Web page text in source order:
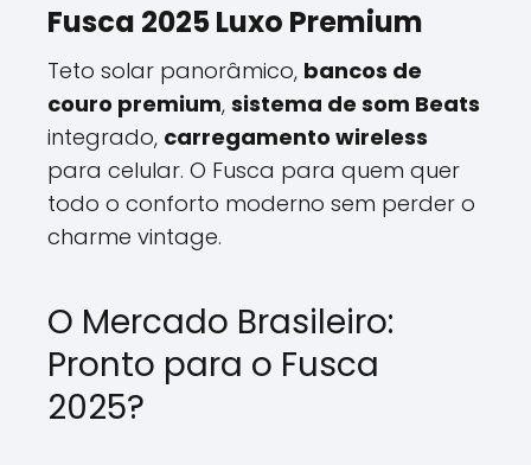
Fusca 2025 Luxo Premium
Teto solar panorâmico, bancos de
couro premium, sistema de som Beats
integrado, carregamento wireless
para celular. O Fusca para quem quer
todo o conforto moderno sem perder o
charme vintage.
O Mercado Brasileiro:
Pronto para o Fusca
2025?